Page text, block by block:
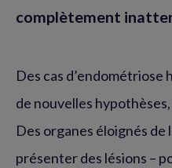
complètement
Des cas d’endométriose
de nouvelles
Des organes éloignés
présenter des lésions –